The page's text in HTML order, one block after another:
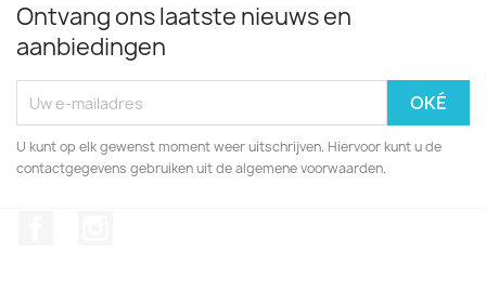
Ontvang ons laatste nieuws en
aanbiedingen
U kunt op elk gewenst moment weer uitschrijven. Hiervoor kunt u de
contactgegevens gebruiken uit de algemene voorwaarden.